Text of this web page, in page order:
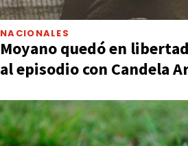
NACIONALES
Moyano quedó en
al episodio con Candela